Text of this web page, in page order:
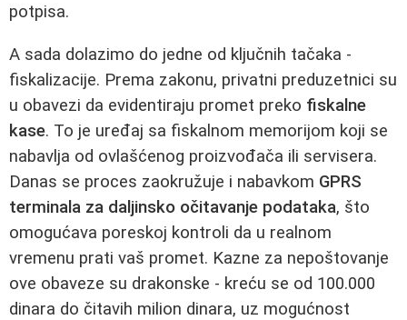
potpisa.
A sada dolazimo do jedne od ključnih tačaka -
fiskalizacije. Prema zakonu, privatni preduzetnici su
u obavezi da evidentiraju promet preko fiskalne
kase. To je uređaj sa fiskalnom memorijom koji se
nabavlja od ovlašćenog proizvođača ili servisera.
Danas se proces zaokružuje i nabavkom GPRS
terminala za daljinsko očitavanje podataka, što
omogućava poreskoj kontroli da u realnom
vremenu prati vaš promet. Kazne za nepoštovanje
ove obaveze su drakonske - kreću se od 100.000
dinara do čitavih milion dinara, uz mogućnost